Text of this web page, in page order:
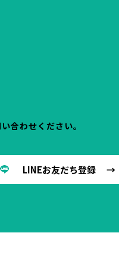
合わせください。
LINEお友だち登録 →